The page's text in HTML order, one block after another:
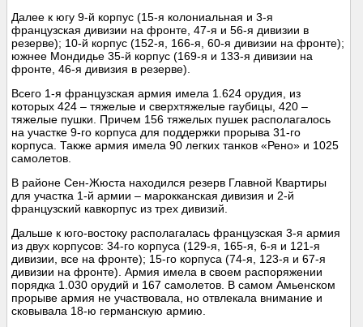
Далее к югу 9-й корпус (15-я колониальная и 3-я
французская дивизии на фронте, 47-я и 56-я дивизии в
резерве); 10-й корпус (152-я, 166-я, 60-я дивизии на фронте);
южнее Мондидье 35-й корпус (169-я и 133-я дивизии на
фронте, 46-я дивизия в резерве).
Всего 1-я французская армия имела 1.624 орудия, из
которых 424 – тяжелые и сверхтяжелые гаубицы, 420 –
тяжелые пушки. Причем 156 тяжелых пушек располагалось
на участке 9-го корпуса для поддержки прорыва 31-го
корпуса. Также армия имела 90 легких танков «Рено» и 1025
самолетов.
В районе Сен-Жюста находился резерв Главной Квартиры
для участка 1-й армии – марокканская дивизия и 2-й
французский кавкорпус из трех дивизий.
Дальше к юго-востоку располагалась французская 3-я армия
из двух корпусов: 34-го корпуса (129-я, 165-я, 6-я и 121-я
дивизии, все на фронте); 15-го корпуса (74-я, 123-я и 67-я
дивизии на фронте). Армия имела в своем распоряжении
порядка 1.030 орудий и 167 самолетов. В самом Амьенском
прорыве армия не участвовала, но отвлекала внимание и
сковывала 18-ю германскую армию.